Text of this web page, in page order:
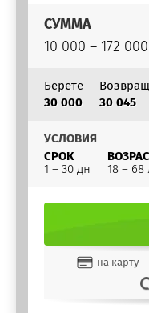
СУММА
10 000 – 172
Берете
30 000
30 045
УСЛОВИЯ
СРОК
1 – 30 дн
18 – 68
на карту